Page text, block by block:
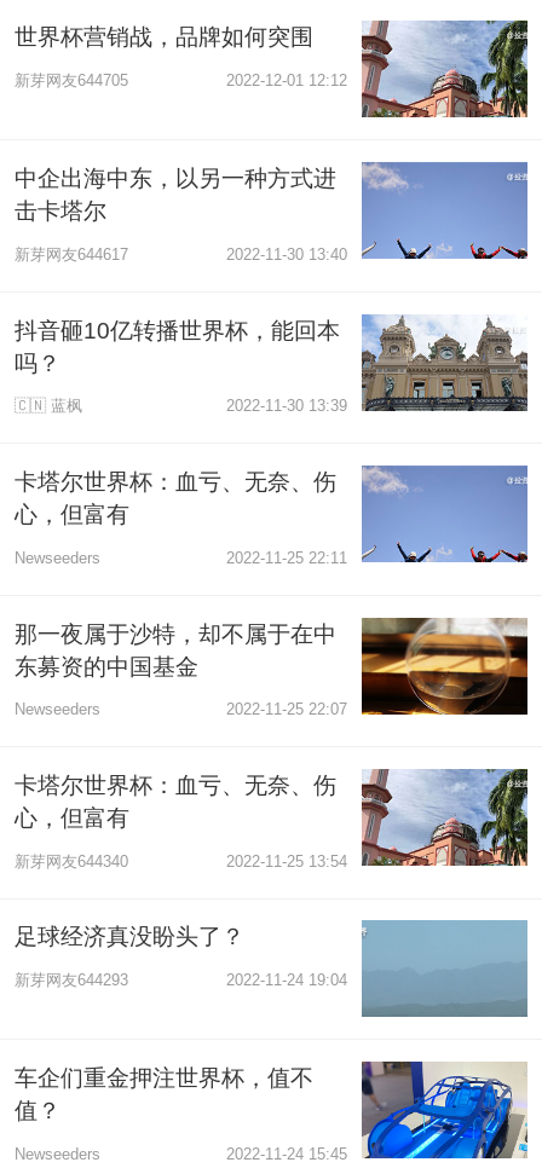
世界杯营销战，品牌如何突围
新芽网友644705 2022-12-01 12:12
中企出海中东，以另一种方式进
击卡塔尔
新芽网友644617 2022-11-30 13:40
抖音砸10亿转播世界杯，能回本
吗？
🇨🇳 蓝枫 2022-11-30 13:39
卡塔尔世界杯：血亏、无奈、伤
心，但富有
Newseeders 2022-11-25 22:11
那一夜属于沙特，却不属于在中
东募资的中国基金
Newseeders 2022-11-25 22:07
卡塔尔世界杯：血亏、无奈、伤
心，但富有
新芽网友644340 2022-11-25 13:54
足球经济真没盼头了？
新芽网友644293 2022-11-24 19:04
车企们重金押注世界杯，值不
值？
Newseeders 2022-11-24 15:45